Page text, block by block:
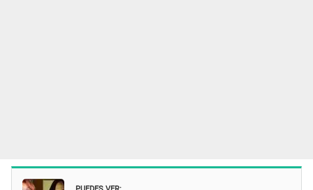
PUEDES VER: